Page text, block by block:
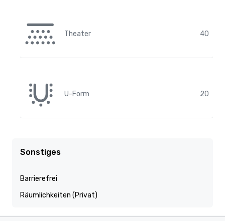
Theater 40
U-Form 20
Sonstiges
Barrierefrei
Räumlichkeiten (Privat)